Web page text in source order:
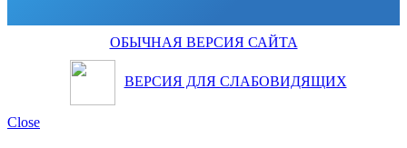
ОБЫЧНАЯ ВЕРСИЯ САЙТА
ВЕРСИЯ ДЛЯ СЛАБОВИДЯЩИХ
Close